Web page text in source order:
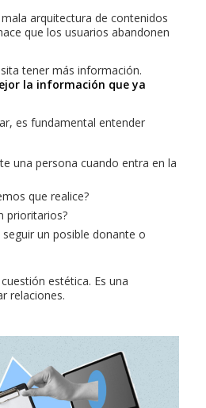
arquitectura de contenidos
que los usuarios abandonen
tener más información.
la información que ya
es fundamental entender
una persona cuando entra en la
que realice?
prioritarios?
un posible donante o
estética. Es una
relaciones.